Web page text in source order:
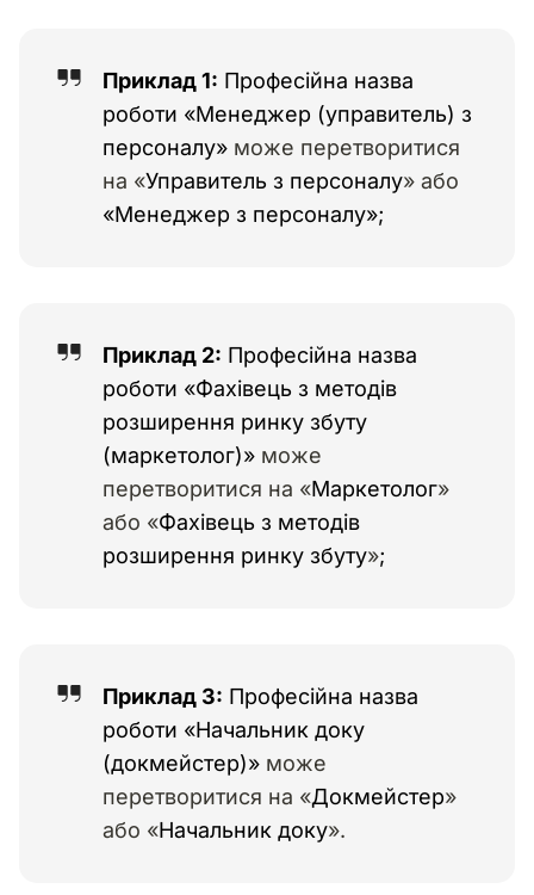
Приклад 1: Професійна назва
роботи «Менеджер (управитель) з
персоналу» може перетворитися
на «Управитель з персоналу» або
«Менеджер з персоналу»;
Приклад 2: Професійна назва
роботи «Фахівець з методів
розширення ринку збуту
(маркетолог)» може
перетворитися на «Маркетолог»
або «Фахівець з методів
розширення ринку збуту»;
Приклад 3: Професійна назва
роботи «Начальник доку
(докмейстер)» може
перетворитися на «Докмейстер»
або «Начальник доку».